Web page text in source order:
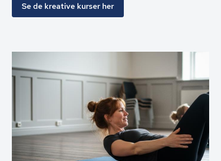
Se de kreative kurser her